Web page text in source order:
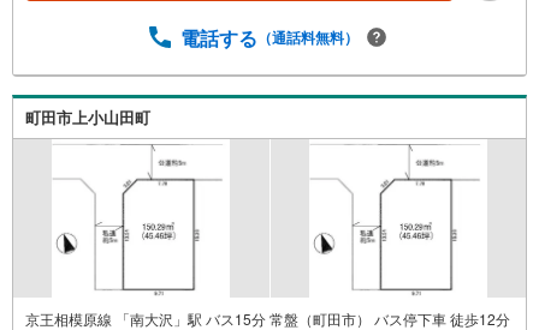
件もご紹介可能です。 担当営業へご希望をお伝えくださ
せ、弊社へのご来社など、ご相談ください。ご希望があれ
ば周辺環境、お客様の希望に合わせた物件などもご案内を
いたします。お住まい探しは朝日土地建物（株）八王子
店 営業2課にお任せください！
電話する （通話料無料）
町田市上小山田町
京王相模原線 「南大沢」駅 バス15分 常盤（町田市） バス停下車 徒歩12分